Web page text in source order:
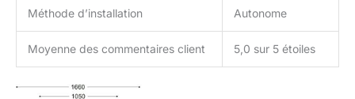
Méthode d’installation Autonome
Moyenne des commentaires client 5,0 sur 5 étoiles